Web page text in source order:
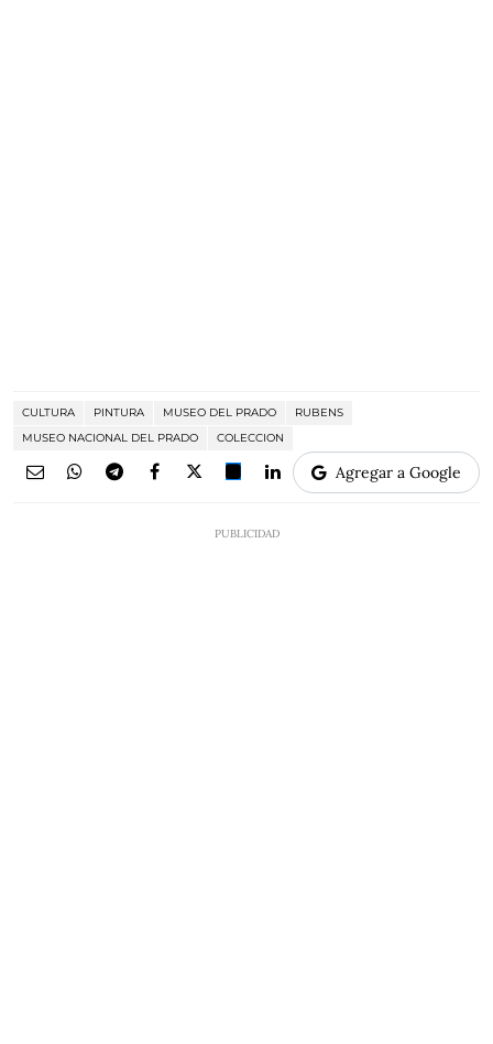
CULTURA PINTURA MUSEO DEL PRADO
RUBENS
MUSEO NACIONAL DEL PRADO
COLECCION
Agregar a Google